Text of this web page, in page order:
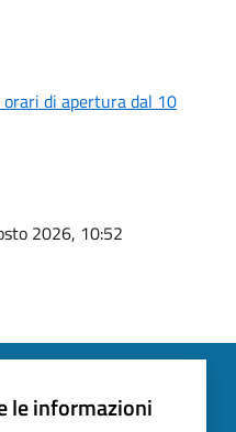
orari di apertura dal 10
2026, 10:52
le informazioni